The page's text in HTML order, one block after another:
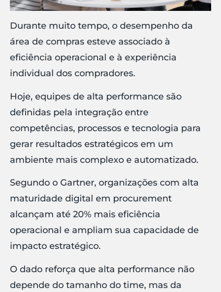
Durante muito tempo, o desempenho da
área de compras esteve associado à
eficiência operacional e à experiência
individual dos compradores.
Hoje, equipes de alta performance são
definidas pela integração entre
competências, processos e tecnologia para
gerar resultados estratégicos em um
ambiente mais complexo e automatizado.
Segundo o Gartner, organizações com alta
maturidade digital em procurement
alcançam até 20% mais eficiência
operacional e ampliam sua capacidade de
impacto estratégico.
O dado reforça que alta performance não
depende do tamanho do time, mas da